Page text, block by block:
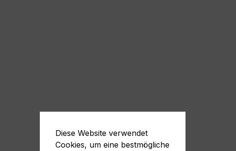
Diese Website verwendet
Cookies, um eine bestmögliche